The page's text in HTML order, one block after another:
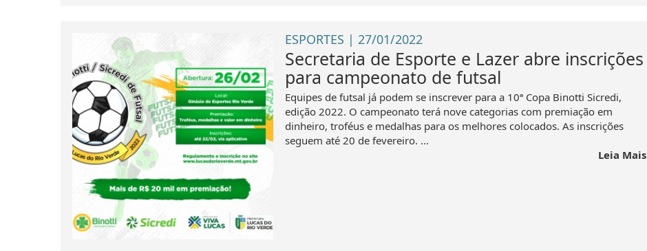
ESPORTES | 27/01/2022
Secretaria de Esporte e Lazer abre inscrições
para campeonato de futsal
Equipes de futsal já podem se inscrever para a 10ª Copa Binotti Sicredi,
edição 2022. O campeonato terá nove categorias com premiação em
dinheiro, troféus e medalhas para os melhores colocados. As inscrições
seguem até 20 de fevereiro. ...
Leia Mais